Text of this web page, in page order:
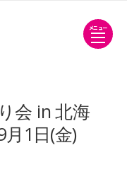
メニュー
会 in 北海
1日(金)